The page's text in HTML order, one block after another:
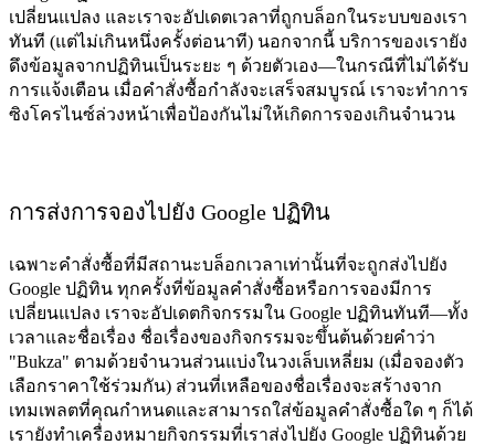
เปลี่ยนแปลง และเราจะอัปเดตเวลาที่ถูกบล็อกในระบบของเรา
ทันที (แต่ไม่เกินหนึ่งครั้งต่อนาที) นอกจากนี้ บริการของเรายัง
ดึงข้อมูลจากปฏิทินเป็นระยะ ๆ ด้วยตัวเอง—ในกรณีที่ไม่ได้รับ
การแจ้งเตือน เมื่อคำสั่งซื้อกำลังจะเสร็จสมบูรณ์ เราจะทำการ
ซิงโครไนซ์ล่วงหน้าเพื่อป้องกันไม่ให้เกิดการจองเกินจำนวน
การส่งการจองไปยัง Google ปฏิทิน
เฉพาะคำสั่งซื้อที่มีสถานะบล็อกเวลาเท่านั้นที่จะถูกส่งไปยัง
Google ปฏิทิน ทุกครั้งที่ข้อมูลคำสั่งซื้อหรือการจองมีการ
เปลี่ยนแปลง เราจะอัปเดตกิจกรรมใน Google ปฏิทินทันที—ทั้ง
เวลาและชื่อเรื่อง ชื่อเรื่องของกิจกรรมจะขึ้นต้นด้วยคำว่า
"Bukza" ตามด้วยจำนวนส่วนแบ่งในวงเล็บเหลี่ยม (เมื่อจองตัว
เลือกราคาใช้ร่วมกัน) ส่วนที่เหลือของชื่อเรื่องจะสร้างจาก
เทมเพลตที่คุณกำหนดและสามารถใส่ข้อมูลคำสั่งซื้อใด ๆ ก็ได้
เรายังทำเครื่องหมายกิจกรรมที่เราส่งไปยัง Google ปฏิทินด้วย